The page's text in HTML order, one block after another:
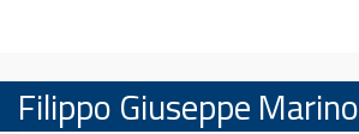
Filippo Giuseppe Marino